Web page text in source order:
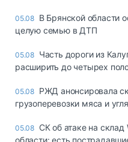
05.08 В Брянской области
целую семью в ДТП
05.08 Часть дороги из
расширить до четырех
05.08 РЖД анонсировала
грузоперевозки мяса и
05.08 СК об атаке на склад
области: есть